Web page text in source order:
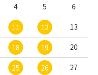
4 5 6
11 12 13
18 19 20
25 26 27